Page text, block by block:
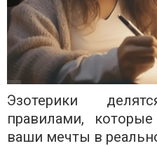
Эзотерики
правилами,
ваши мечты в